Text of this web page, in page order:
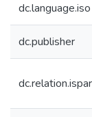
dc.language.iso
dc.publisher